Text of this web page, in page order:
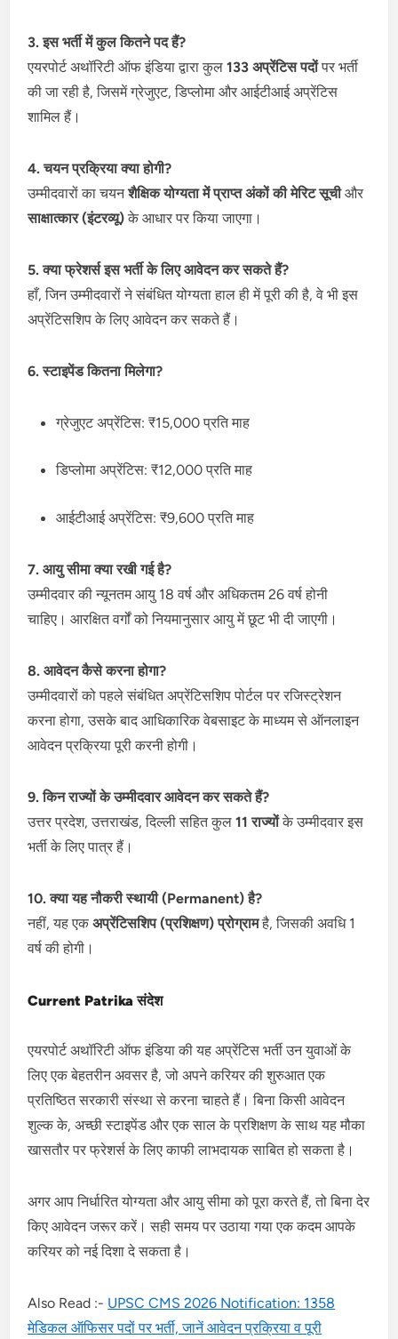
3. इस भर्ती में कुल कितने पद हैं?
एयरपोर्ट अथॉरिटी ऑफ इंडिया द्वारा कुल133 अप्रेंटिस पदोंपर भर्ती
की जा रही है, जिसमें ग्रेजुएट, डिप्लोमा और आईटीआई अप्रेंटिस
शामिल हैं।
4. चयन प्रक्रिया क्या होगी?
उम्मीदवारों का चयनशैक्षिक योग्यता में प्राप्त अंकों की मेरिट सूचीऔर
साक्षात्कार (इंटरव्यू)के आधार पर किया जाएगा।
5. क्या फ्रेशर्स इस भर्ती के लिए आवेदन कर सकते हैं?
हाँ, जिन उम्मीदवारों ने संबंधित योग्यता हाल ही में पूरी की है, वे भी इस
अप्रेंटिसशिप के लिए आवेदन कर सकते हैं।
6. स्टाइपेंड कितना मिलेगा?
ग्रेजुएट अप्रेंटिस: ₹15,000 प्रति माह
डिप्लोमा अप्रेंटिस: ₹12,000 प्रति माह
आईटीआई अप्रेंटिस: ₹9,600 प्रति माह
7. आयु सीमा क्या रखी गई है?
उम्मीदवार की न्यूनतम आयु 18 वर्ष और अधिकतम 26 वर्ष होनी
चाहिए। आरक्षित वर्गों को नियमानुसार आयु में छूट भी दी जाएगी।
8. आवेदन कैसे करना होगा?
उम्मीदवारों को पहले संबंधित अप्रेंटिसशिप पोर्टल पर रजिस्ट्रेशन
करना होगा, उसके बाद आधिकारिक वेबसाइट के माध्यम से ऑनलाइन
आवेदन प्रक्रिया पूरी करनी होगी।
9. किन राज्यों के उम्मीदवार आवेदन कर सकते हैं?
उत्तर प्रदेश, उत्तराखंड, दिल्ली सहित कुल11 राज्योंके उम्मीदवार इस
भर्ती के लिए पात्र हैं।
10. क्या यह नौकरी स्थायी (Permanent) है?
नहीं, यह एकअप्रेंटिसशिप (प्रशिक्षण) प्रोग्रामहै, जिसकी अवधि 1
वर्ष की होगी।
Current Patrika संदेश
एयरपोर्ट अथॉरिटी ऑफ इंडिया की यह अप्रेंटिस भर्ती उन युवाओं के
लिए एक बेहतरीन अवसर है, जो अपने करियर की शुरुआत एक
प्रतिष्ठित सरकारी संस्था से करना चाहते हैं। बिना किसी आवेदन
शुल्क के, अच्छी स्टाइपेंड और एक साल के प्रशिक्षण के साथ यह मौका
खासतौर पर फ्रेशर्स के लिए काफी लाभदायक साबित हो सकता है।
अगर आप निर्धारित योग्यता और आयु सीमा को पूरा करते हैं, तो बिना देर
किए आवेदन जरूर करें। सही समय पर उठाया गया एक कदम आपके
करियर को नई दिशा दे सकता है।
Also Read :- UPSC CMS 2026 Notification: 1358
मेडिकल ऑफिसर पदों पर भर्ती, जानें आवेदन प्रक्रिया व पूरी